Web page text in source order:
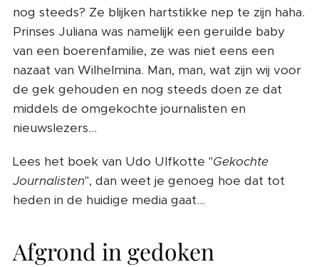
nog steeds? Ze blijken hartstikke nep te zijn haha.
Prinses Juliana was namelijk een geruilde baby
van een boerenfamilie, ze was niet eens een
nazaat van Wilhelmina. Man, man, wat zijn wij voor
de gek gehouden en nog steeds doen ze dat
middels de omgekochte journalisten en
nieuwslezers...
Lees het boek van Udo Ulfkotte "Gekochte
Journalisten", dan weet je genoeg hoe dat tot
heden in de huidige media gaat...
Afgrond in gedoken